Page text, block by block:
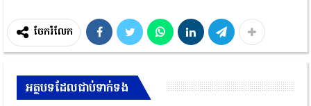
ចែករំលែក
អត្ថបទដែលជាប់ទាក់ទង